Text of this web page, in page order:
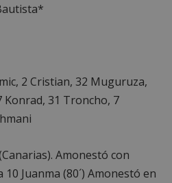
2 Cristian, 32 Muguruza,
Konrad, 31 Troncho, 7
Amonestó con
Juanma (80´) Amonestó en